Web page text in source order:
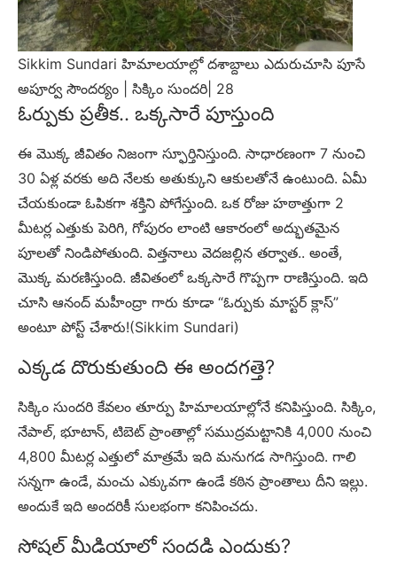
Sikkim Sundari హిమాలయాల్లో దశాబ్దాలు ఎదురుచూసి పూసే
అపూర్వ సౌందర్యం | సిక్కిం సుందరి| 28
ఓర్పుకు ప్రతీక.. ఒక్కసారే పూస్తుంది
ఈ మొక్క జీవితం నిజంగా స్ఫూర్తినిస్తుంది. సాధారణంగా 7 నుంచి
30 ఏళ్ల వరకు అది నేలకు అతుక్కుని ఆకులతోనే ఉంటుంది. ఏమీ
చేయకుండా ఓపికగా శక్తిని పోగేస్తుంది. ఒక రోజు హఠాత్తుగా 2
మీటర్ల ఎత్తుకు పెరిగి, గోపురం లాంటి ఆకారంలో అద్భుతమైన
పూలతో నిండిపోతుంది. విత్తనాలు వెదజల్లిన తర్వాత.. అంతే,
మొక్క మరణిస్తుంది. జీవితంలో ఒక్కసారే గొప్పగా రాణిస్తుంది. ఇది
చూసి ఆనంద్ మహీంద్రా గారు కూడా “ఓర్పుకు మాస్టర్ క్లాస్”
అంటూ పోస్ట్ చేశారు!(Sikkim Sundari)
ఎక్కడ దొరుకుతుంది ఈ అందగత్తె?
సిక్కిం సుందరి కేవలం తూర్పు హిమాలయాల్లోనే కనిపిస్తుంది. సిక్కిం,
నేపాల్, భూటాన్, టిబెట్ ప్రాంతాల్లో సముద్రమట్టానికి 4,000 నుంచి
4,800 మీటర్ల ఎత్తులో మాత్రమే ఇది మనుగడ సాగిస్తుంది. గాలి
సన్నగా ఉండే, మంచు ఎక్కువగా ఉండే కఠిన ప్రాంతాలు దీని ఇల్లు.
అందుకే ఇది అందరికీ సులభంగా కనిపించదు.
సోషల్ మీడియాలో సందడి ఎందుకు?